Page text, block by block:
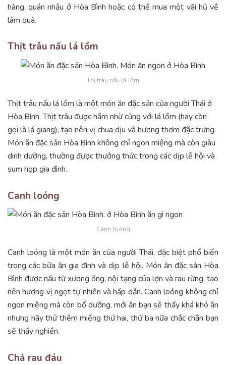
hàng, quán nhậu ở Hòa Bình hoặc có thể mua một vãi hũ về
làm quà.
Thịt trâu nấu lá lồm
Thị trâu nấu lá lồm
Thịt trâu nấu lá lồm là một món ăn đặc sản của người Thái ở
Hòa Bình. Thịt trâu được hầm nhừ cùng với lá lồm (hay còn
gọi là lá giang), tạo nên vị chua dịu và hương thơm đặc trưng.
Món ăn đặc sản Hòa Bình không chỉ ngon miệng mà còn giàu
dinh dưỡng, thường được thưởng thức trong các dịp lễ hội và
sum họp gia đình.
Canh loóng
Canh loóng
Canh loóng là một món ăn của người Thái, đặc biệt phổ biến
trong các bữa ăn gia đình và dịp lễ hội. Món ăn đặc sản Hòa
Bình được nấu từ xương ống, nội tạng của lợn và rau rừng, tạo
nên hương vị ngọt tự nhiên và hấp dẫn. Canh loóng không chỉ
ngon miệng mà còn bổ dưỡng, mới ăn bạn sẽ thấy khá khó ăn
nhưng hãy thử thêm miếng thứ hai, thứ ba nữa chắc chắn bạn
sẽ thấy nghiền.
Chả rau đáu